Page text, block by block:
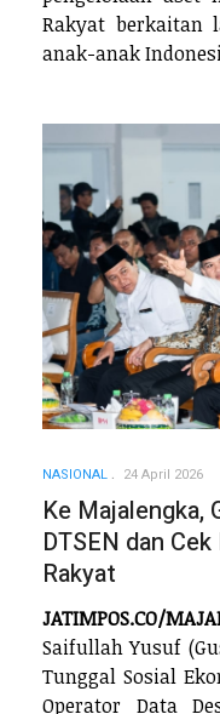
Rakyat berkaitan
anak-anak
NASIONAL 24 April 2026
Ke Majalengka,
DTSEN dan
Rakyat
JATIMPOS.CO/
Saifullah Yusuf
Tunggal Sosial
Operator Data